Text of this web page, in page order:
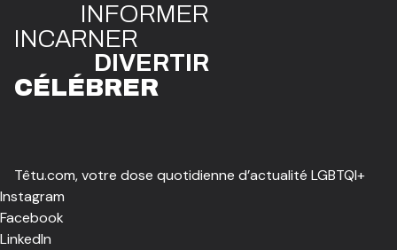
INFORMER
INCARNER
DIVERTIR
CÉLÉBRER
Têtu.com, votre dose quotidienne d’actualité LGBTQI+
Instagram
Facebook
LinkedIn